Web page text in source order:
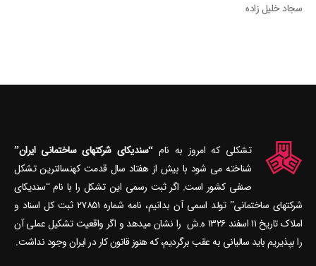
سجاد خلیل زاده
تشکلی که امروز به نام“سندیکای شرکتهای ساختمانی ایران”
شناخته می‎ شود با بیش از هفتاد سال قدمت کهنسال‎ترین تشکل
صنفی کشور است. اگر ثبت رسمی این تشکل را با نام “سندیکای
شرکتهای ساختمانی” تولد اسمی آن بدانیم، نامه شماره ۲۷۸۵۱ ثبت کل اسناد و
املاک تاریخ ۱۱ اسفند ۱۳۲۶ ه.ش را نشان می‎دهد و اگر واقعیت تشکیل عملی آن
را بپذیریم باید سالیانی به عقب برگردیم، که هنوز قانون کار در ایران وجود نداشت.